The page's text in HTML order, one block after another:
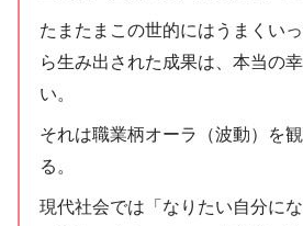
たまたまこの世的にはうまくい
ら生み出された成果は、本当の
い。
それは職業柄オーラ（波動）を
る。
現代社会では「なりたい自分に